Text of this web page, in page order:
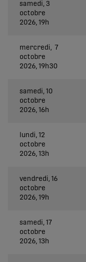
samedi, 3
octobre
2026, 19h
mercredi, 7
octobre
2026, 19h30
samedi, 10
octobre
2026, 16h
lundi, 12
octobre
2026, 13h
vendredi, 16
octobre
2026, 19h
samedi, 17
octobre
2026, 13h